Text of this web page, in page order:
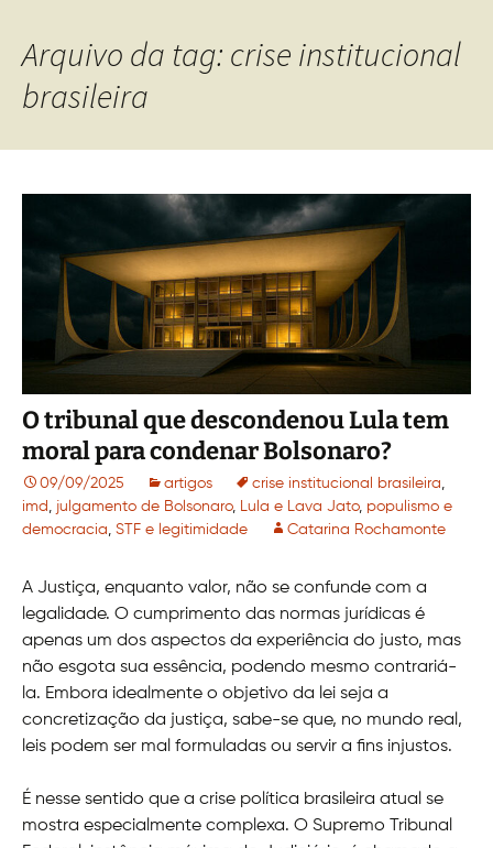
Arquivo da tag: crise institucional
brasileira
O tribunal que descondenou Lula tem
moral para condenar Bolsonaro?
09/09/2025 artigos crise institucional brasileira,
imd , julgamento de Bolsonaro, Lula e Lava Jato, populismo e
democracia, STF e legitimidade Catarina Rochamonte
A Justiça, enquanto valor, não se confunde com a
legalidade. O cumprimento das normas jurídicas é
apenas um dos aspectos da experiência do justo, mas
não esgota sua essência, podendo mesmo contrariá-
la. Embora idealmente o objetivo da lei seja a
concretização da justiça, sabe-se que, no mundo real,
leis podem ser mal formuladas ou servir a fins injustos.
É nesse sentido que a crise política brasileira atual se
mostra especialmente complexa. O Supremo Tribunal